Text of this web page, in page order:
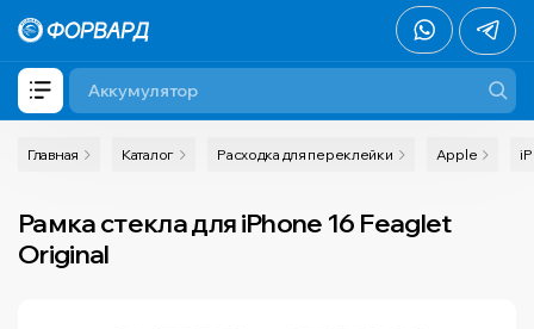
Главная Каталог Расходка для переклейки Apple
Рамка стекла для iPhone 16 Feaglet
Original